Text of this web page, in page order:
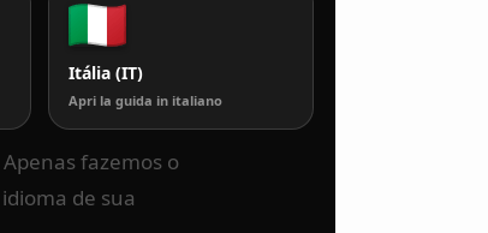
Itália (IT)
Apri la guida in italiano
fazemos o
de sua